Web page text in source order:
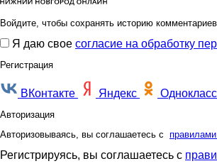
Войдите, чтобы сохранять историю
Я даю свое согласие на обработку
Регистрация
ВКонтакте Яндекс
Авторизация
Авторизовываясь, вы соглашаетесь с
Регистрируясь, вы соглашаетесь с